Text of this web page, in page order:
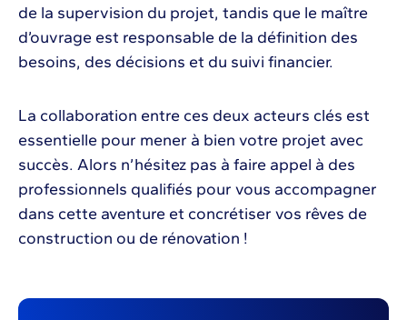
de la supervision du projet, tandis que le maître
d’ouvrage est responsable de la définition des
besoins, des décisions et du suivi financier.
La collaboration entre ces deux acteurs clés est
essentielle pour mener à bien votre projet avec
succès. Alors n’hésitez pas à faire appel à des
professionnels qualifiés pour vous accompagner
dans cette aventure et concrétiser vos rêves de
construction ou de rénovation !